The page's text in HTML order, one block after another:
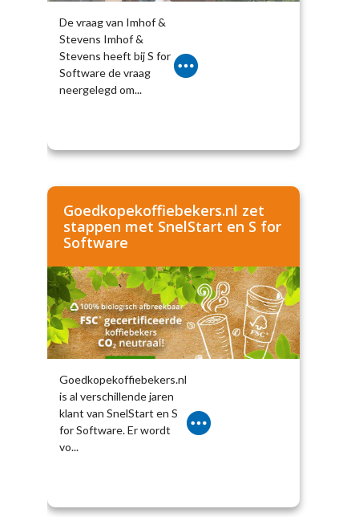
De vraag van Imhof &
Stevens Imhof &
Stevens heeft bij S for
Software de vraag
neergelegd om...
Goedkopekoffiebekers.nl zet
stappen met SnelStart en S for
Software
Goedkopekoffiebekers.nl
is al verschillende jaren
klant van SnelStart en S
for Software. Er wordt
vo...